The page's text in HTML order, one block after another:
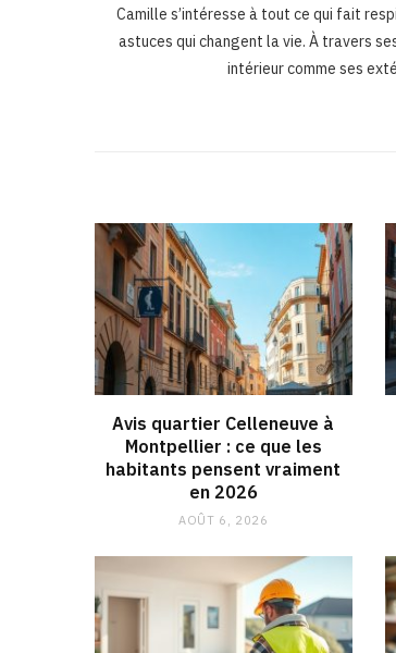
Camille s’intéresse à tout ce qui fait
astuces qui changent la vie. À travers
intérieur comme ses
Avis quartier Celleneuve à
Montpellier : ce que les
habitants pensent vraiment
en 2026
AOÛT 6, 2026